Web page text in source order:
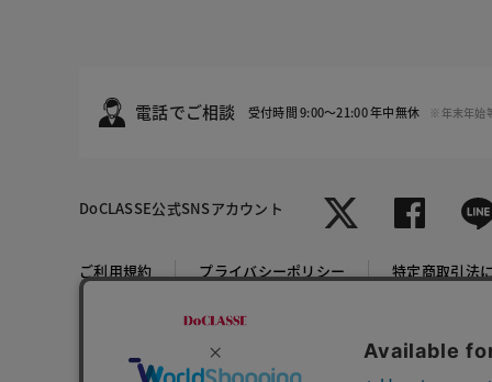
電話でご相談 受付時間 9:00～21:00 年中無休 ※年末年始
DoCLASSE公式SNSアカウント
ご利用規約 プライバシーポリシー 特定商取引法